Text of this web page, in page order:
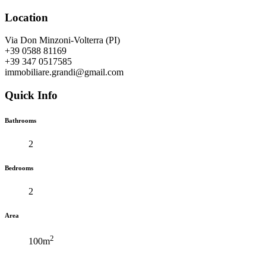
Location
Via Don Minzoni-Volterra (PI)
+39 0588 81169
+39 347 0517585
immobiliare.grandi@gmail.com
Quick Info
Bathrooms
2
Bedrooms
2
Area
100m2